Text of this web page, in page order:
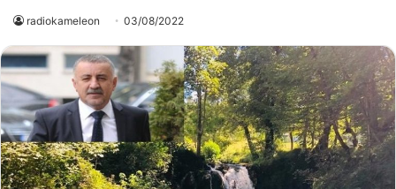
radiokameleon 03/08/2022